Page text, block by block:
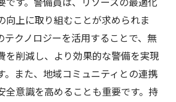
向上に取り組むことが求められま
テクノロジーを活用することで、無
を削減し、より効果的な警備を実現
。また、地域コミュニティとの連携
全意識を高めることも重要です。持